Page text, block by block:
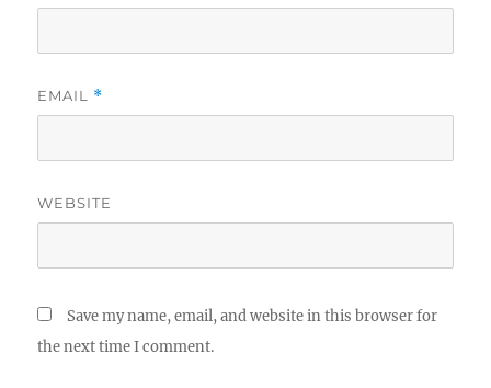
EMAIL *
WEBSITE
Save my name, email, and website in this browser for
the next time I comment.